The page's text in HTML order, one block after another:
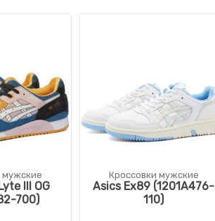
мужские
III OG
700)
Кроссовки мужские
Asics Ex89 (1201A476-
110)